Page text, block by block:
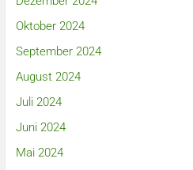
Oktober 2024
September 2024
August 2024
Juli 2024
Juni 2024
Mai 2024